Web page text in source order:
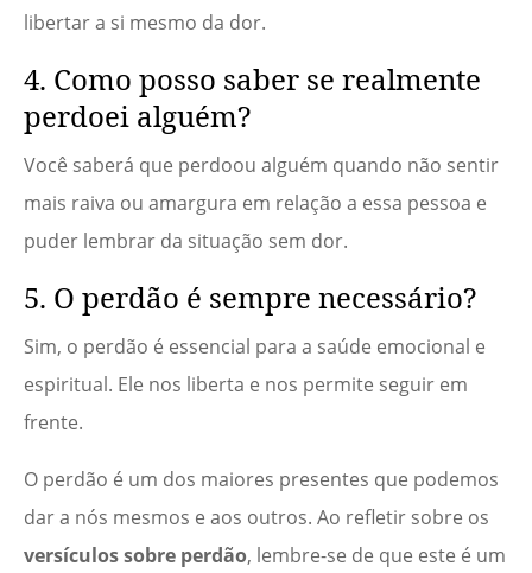
libertar a si mesmo da dor.
4. Como posso saber se realmente
perdoei alguém?
Você saberá que perdoou alguém quando não sentir
mais raiva ou amargura em relação a essa pessoa e
puder lembrar da situação sem dor.
5. O perdão é sempre necessário?
Sim, o perdão é essencial para a saúde emocional e
espiritual. Ele nos liberta e nos permite seguir em
frente.
O perdão é um dos maiores presentes que podemos
dar a nós mesmos e aos outros. Ao refletir sobre os
versículos sobre perdão, lembre-se de que este é um